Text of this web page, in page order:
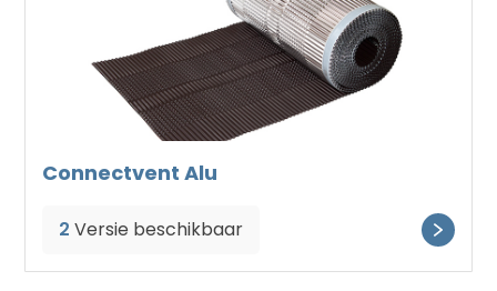
Connectvent Alu
2 Versie beschikbaar